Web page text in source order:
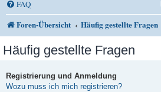
FAQ
Foren-Übersicht Häufig gestellte Fragen
Häufig gestellte Fragen
Registrierung und Anmeldung
Wozu muss ich mich registrieren?